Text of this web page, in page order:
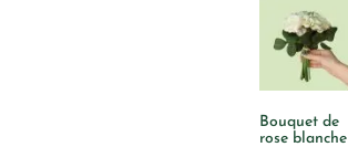
Bouquet de
rose blanche